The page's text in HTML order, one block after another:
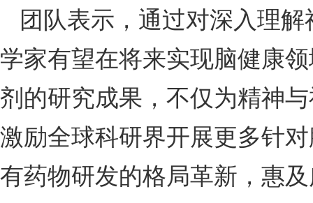
团队表示，通过对深入理
学家有望在将来实现脑健康
剂的研究成果，不仅为精神
激励全球科研界开展更多针
有药物研发的格局革新，惠